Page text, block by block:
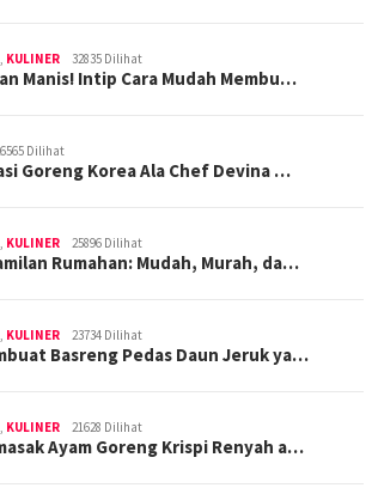
, KULINER 32835 Dilihat
Manis! Intip Cara Mudah Membu…
Dilihat
Goreng Korea Ala Chef Devina …
, KULINER 25896 Dilihat
Rumahan: Mudah, Murah, da…
, KULINER 23734 Dilihat
Basreng Pedas Daun Jeruk ya…
, KULINER 21628 Dilihat
Ayam Goreng Krispi Renyah a…